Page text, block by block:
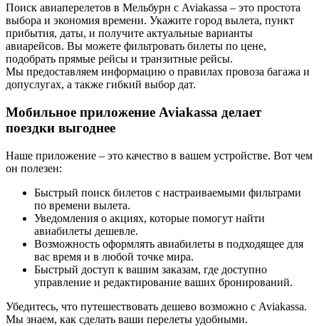
Поиск авиаперелетов в Мельбурн с Aviakassa – это простота
выбора и экономия времени. Укажите город вылета, пункт
прибытия, даты, и получите актуальные варианты
авиарейсов. Вы можете фильтровать билеты по цене,
подобрать прямые рейсы и транзитные рейсы.
Мы предоставляем информацию о правилах провоза багажа и
допуслугах, а также гибкий выбор дат.
Мобильное приложение Aviakassa делает
поездки выгоднее
Наше приложение – это качество в вашем устройстве. Вот чем
он полезен:
Быстрый поиск билетов с настраиваемыми фильтрами
по времени вылета.
Уведомления о акциях, которые помогут найти
авиабилеты дешевле.
Возможность оформлять авиабилеты в подходящее для
вас время и в любой точке мира.
Быстрый доступ к вашим заказам, где доступно
управление и редактирование ваших бронирований.
Убедитесь, что путешествовать дешево возможно с Aviakassa.
Мы знаем, как сделать ваши перелеты удобными.